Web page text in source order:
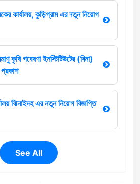
কার্যালয়, কুড়িগ্রাম এর নতুন নিয়োগ
কৃষি গবেষণা ইনস্টিটিউটের (বিনা)
প্রকাশ
ঝিনাইদহ এর নতুন নিয়োগ বিজ্ঞপ্তি
See All